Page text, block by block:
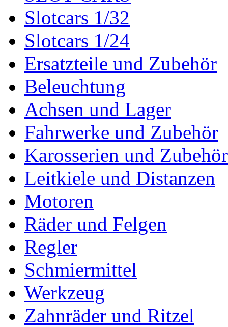
Slotcars 1/32
Slotcars 1/24
Ersatzteile und Zubehör
Beleuchtung
Achsen und Lager
Fahrwerke und Zubehör
Karosserien und Zubehör
Leitkiele und Distanzen
Motoren
Räder und Felgen
Regler
Schmiermittel
Werkzeug
Zahnräder und Ritzel